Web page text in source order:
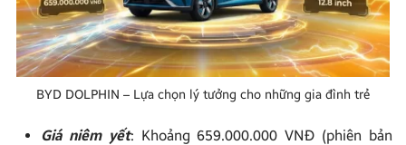
BYD DOLPHIN – Lựa chọn lý tưởng cho những gia đình trẻ
Giá niêm yết: Khoảng 659.000.000 VNĐ (phiên bản